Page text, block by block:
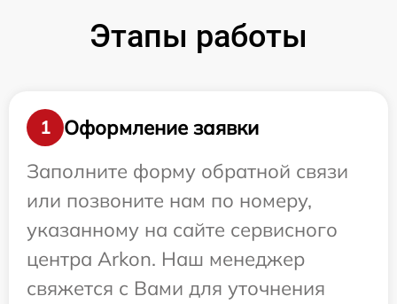
Этапы работы
1
Оформление заявки
Заполните форму обратной связи
или позвоните нам по номеру,
указанному на сайте сервисного
центра Arkon. Наш менеджер
свяжется с Вами для уточнения